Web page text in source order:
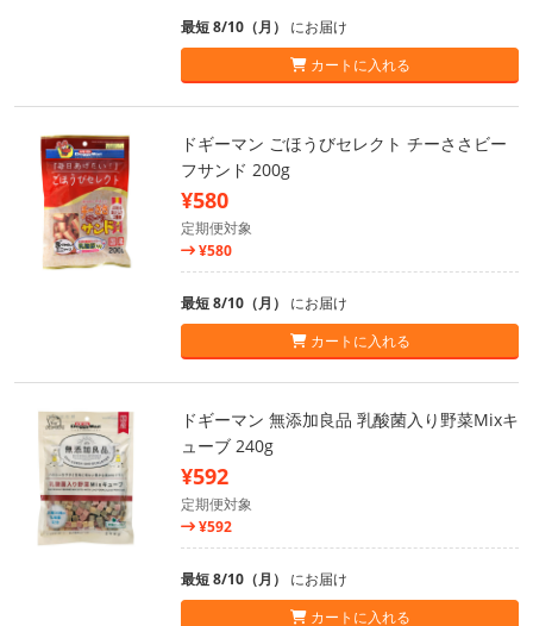
最短 8/10（月） にお届け
カートに入れる
ドギーマン ごほうびセレクト チーささビー
フサンド 200g
¥580
定期便対象
¥580
最短 8/10（月） にお届け
カートに入れる
ドギーマン 無添加良品 乳酸菌入り野菜Mixキ
ューブ 240g
¥592
定期便対象
¥592
最短 8/10（月） にお届け
カートに入れる